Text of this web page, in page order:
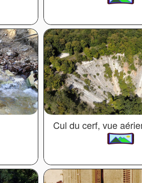
Cul du cerf, vue